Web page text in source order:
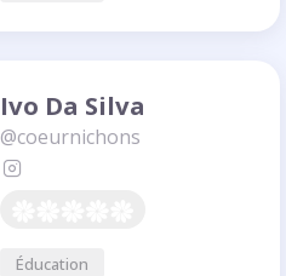
Ivo Da Silva
@coeurnichons
Éducation